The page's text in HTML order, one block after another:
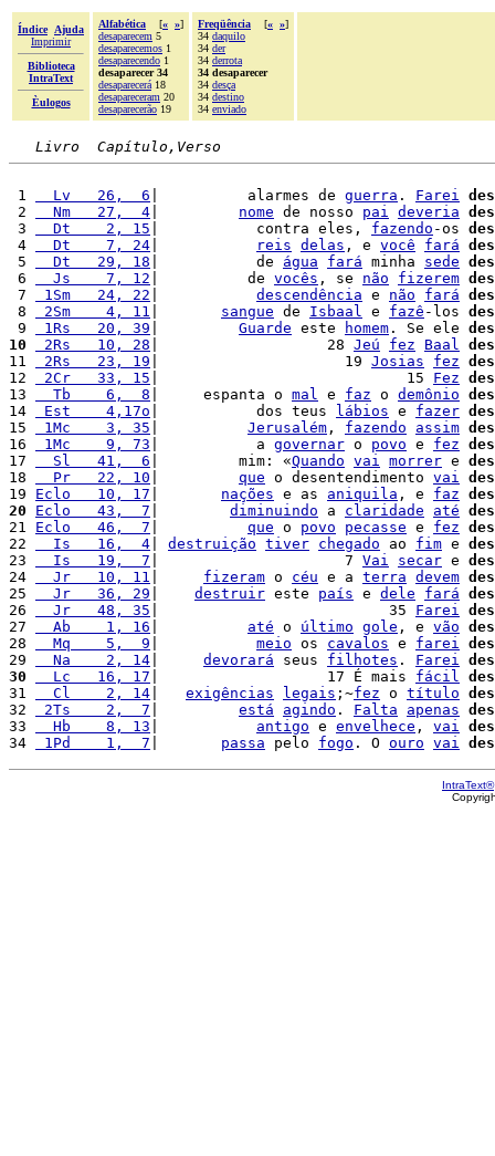
Índice
Ajuda
Imprimir
Biblioteca
IntraText
Èulogos
Alfabética [« »]
desaparecem 5
desaparecemos 1
desaparecendo 1
desaparecer 34
desaparecerá 18
desapareceram 20
desaparecerão 19
Freqüência [« »]
34 daquilo
34 der
34 derrota
34 desaparecer
34 desça
34 destino
34 enviado
Livro  Capítulo,Verso
1
  Lv   26,  6
|          alarmes de guerra . Farei
2
  Nm   27,  4
nome de nosso pai deveria
3
  Dt    2, 15
|           contra eles, fazendo -os
4
  Dt    7, 24
reis delas , e você fará
5
  Dt   29, 18
|           de água fará minha sede
6
  Js    7, 12
|          de vocês , se não fizerem
7
1Sm   24, 22 descendência e não fará
8
2Sm    4, 11 sangue de Isbaal e fazê -los
9
1Rs   20, 39 Guarde este homem . Se ele
10
2Rs   10, 28 |                   28 Jeú fez Baal
11
2Rs   23, 19 |                     19 Josias fez
12
2Cr   33, 15 |                            15 Fez
13
  Tb    6,  8
|     espanta o mal e faz o demônio
14
Est    4,17o |           dos teus lábios e fazer
15
1Mc    3, 35 Jerusalém , fazendo assim
16
1Mc    9, 73 |           a governar o povo e fez
17
  Sl   41,  6
|         mim: «Quando vai morrer e
18
  Pr   22, 10
que o desentendimento vai
19 Eclo   10, 17 nações e as aniquila , e faz
20
Eclo   43,  7 diminuindo a claridade até
21 Eclo   46,  7 que o povo pecasse e fez
22
  Is   16,  4
destruição tiver chegado ao fim e
23
  Is   19,  7
|                     7 Vai secar e
24
  Jr   10, 11
fizeram o céu e a terra devem
25
  Jr   36, 29
destruir este país e dele fará
26
  Jr   48, 35
|                          35 Farei
27
  Ab    1, 16
até o último gole , e vão
28
  Mq    5,  9
meio os cavalos e farei
29
  Na    2, 14
devorará seus filhotes . Farei
30
  Lc   16, 17
|                   17 É mais fácil
31
  Cl    2, 14
exigências legais ;~fez o título
32
2Ts    2,  7 está agindo . Falta apenas
33
  Hb    8, 13
antigo e envelhece , vai
34
1Pd    1,  7 passa pelo fogo . O ouro vai
IntraText®